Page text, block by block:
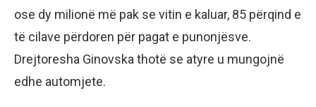
ose dy milionë më pak se vitin e kaluar, 85 përqind e
të cilave përdoren për pagat e punonjësve.
Drejtoresha Ginovska thotë se atyre u mungojnë
edhe automjete.